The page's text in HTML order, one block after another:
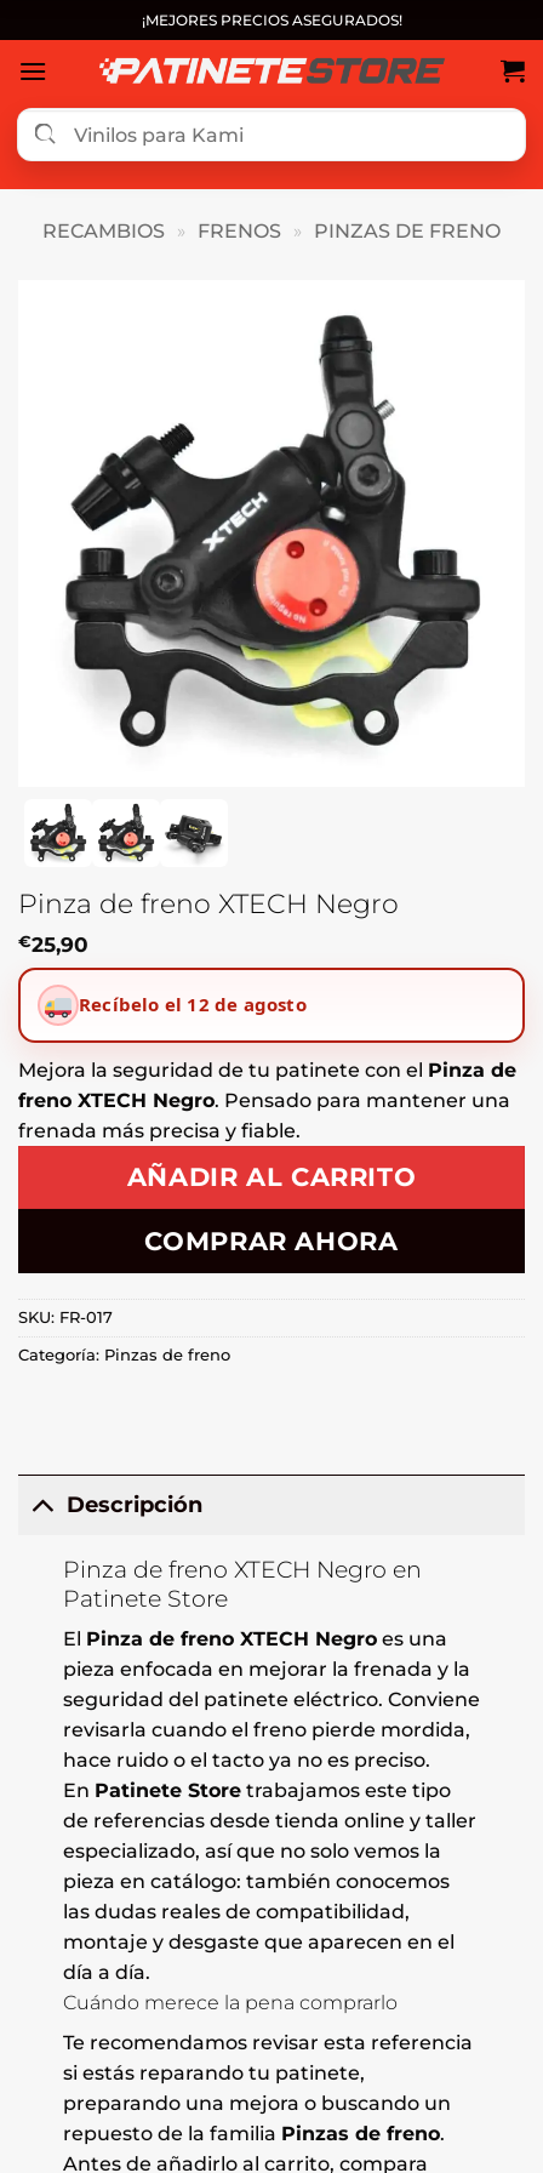
al
contenido
¡MEJORES PRECIOS ASEGURADOS!
RECAMBIOS » FRENOS » PINZAS DE FRENO
Pinza de freno XTECH Negro
€25,90
Recíbelo el 12 de agosto
Mejora la seguridad de tu patinete con el Pinza de
freno XTECH Negro. Pensado para mantener una
frenada más precisa y fiable.
AÑADIR AL CARRITO
COMPRAR AHORA
SKU: FR-017
Categoría: Pinzas de freno
Descripción
Pinza de freno XTECH Negro en
Patinete Store
El Pinza de freno XTECH Negroes una
pieza enfocada en mejorar la frenada y la
seguridad del patinete eléctrico. Conviene
revisarla cuando el freno pierde mordida,
hace ruido o el tacto ya no es preciso.
En Patinete Storetrabajamos este tipo
de referencias desde tienda online y taller
especializado, así que no solo vemos la
pieza en catálogo: también conocemos
las dudas reales de compatibilidad,
montaje y desgaste que aparecen en el
día a día.
Cuándo merece la pena comprarlo
Te recomendamos revisar esta referencia
si estás reparando tu patinete,
preparando una mejora o buscando un
repuesto de la familia Pinzas de freno.
Antes de añadirlo al carrito, compara